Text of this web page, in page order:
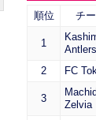
順位
チ
1
Antlers
2 FC
3
Zelvia